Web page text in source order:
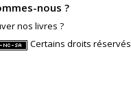
nous ?
nos livres ?
Certains droits réservés